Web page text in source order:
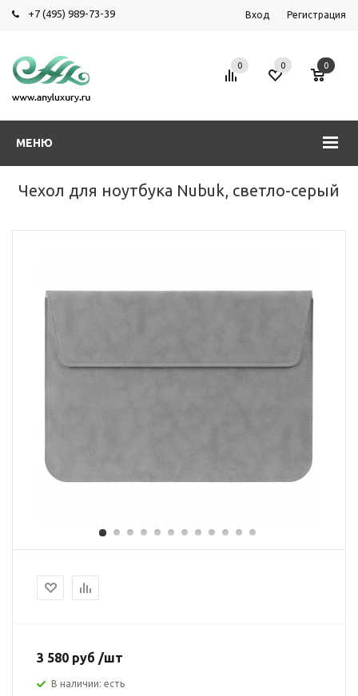
+7 (495) 989-73-39 Вход Регистрация
МЕНЮ
0 0 0
Чехол для ноутбука Nubuk, светло-серый
3 580 руб /шт
В наличии: есть